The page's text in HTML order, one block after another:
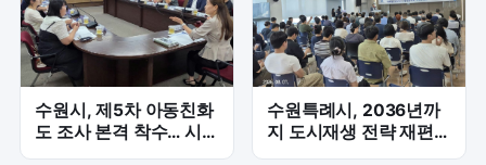
수원시, 제5차 아동친화
도 조사 본격 착수… 시민
체감도 6개 분야 점검
수원특례시, 2036년까
지 도시재생 전략 재편…
영화동 혁신지구 포함